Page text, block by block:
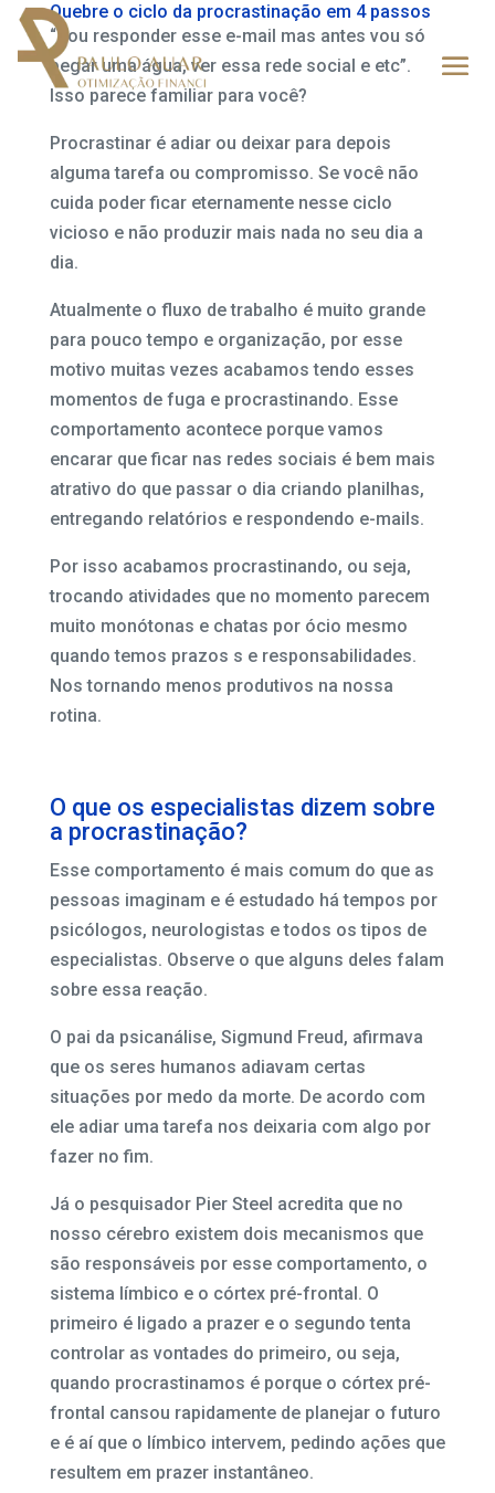
Quebre o ciclo da procrastinação em 4 passos
“Vou responder esse e-mail mas antes vou só
pegar uma água, ver essa rede social e etc”.
Isso parece familiar para você?
Procrastinar é adiar ou deixar para depois
alguma tarefa ou compromisso. Se você não
cuida poder ficar eternamente nesse ciclo
vicioso e não produzir mais nada no seu dia a
dia.
Atualmente o fluxo de trabalho é muito grande
para pouco tempo e organização, por esse
motivo muitas vezes acabamos tendo esses
momentos de fuga e procrastinando. Esse
comportamento acontece porque vamos
encarar que ficar nas redes sociais é bem mais
atrativo do que passar o dia criando planilhas,
entregando relatórios e respondendo e-mails.
Por isso acabamos procrastinando, ou seja,
trocando atividades que no momento parecem
muito monótonas e chatas por ócio mesmo
quando temos prazos s e responsabilidades.
Nos tornando menos produtivos na nossa
rotina.
O que os especialistas dizem sobre
a procrastinação?
Esse comportamento é mais comum do que as
pessoas imaginam e é estudado há tempos por
psicólogos, neurologistas e todos os tipos de
especialistas. Observe o que alguns deles falam
sobre essa reação.
O pai da psicanálise, Sigmund Freud, afirmava
que os seres humanos adiavam certas
situações por medo da morte. De acordo com
ele adiar uma tarefa nos deixaria com algo por
fazer no fim.
Já o pesquisador Pier Steel acredita que no
nosso cérebro existem dois mecanismos que
são responsáveis por esse comportamento, o
sistema límbico e o córtex pré-frontal. O
primeiro é ligado a prazer e o segundo tenta
controlar as vontades do primeiro, ou seja,
quando procrastinamos é porque o córtex pré-
frontal cansou rapidamente de planejar o futuro
e é aí que o límbico intervem, pedindo ações que
resultem em prazer instantâneo.